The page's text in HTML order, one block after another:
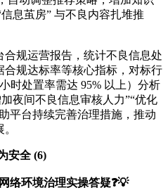
息茧房” 与不良内容扎堆推
合规运营报告，统计不良信息处
规达标率等核心指标，对标行
时处置率需达 95% 以上）分析
夜间不良信息审核人力”“优化
平台持续完善治理措施，推动
络环境治理实操答疑❓💡